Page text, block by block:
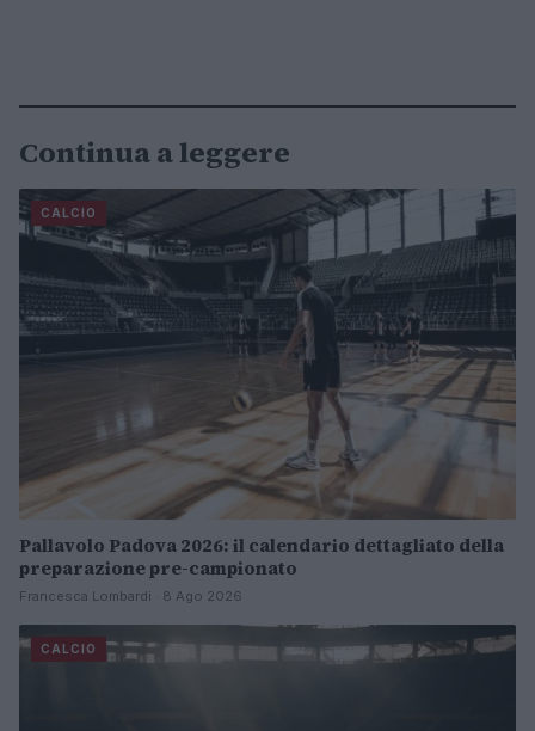
Continua a leggere
CALCIO
Pallavolo Padova 2026: il calendario dettagliato della
preparazione pre-campionato
Francesca Lombardi · 8 Ago 2026
CALCIO